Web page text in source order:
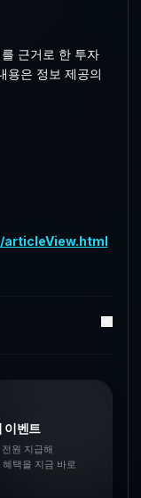
근거로 한 투자
용은 정보 제공의
이벤트
원 지급해
택을 지금 바로